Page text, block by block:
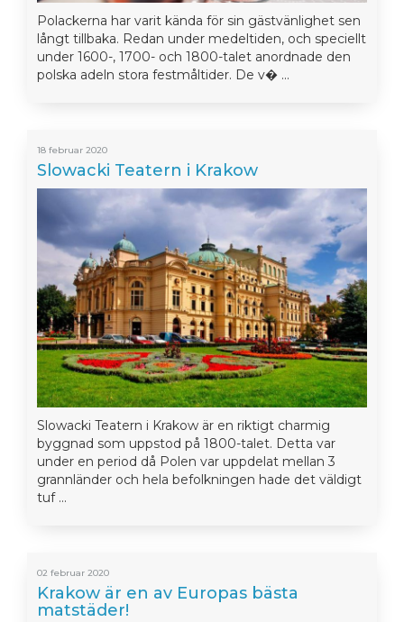
Polackerna har varit kända för sin gästvänlighet sen
långt tillbaka. Redan under medeltiden, och speciellt
under 1600-, 1700- och 1800-talet anordnade den
polska adeln stora festmåltider. De v� ...
18 februar 2020
Slowacki Teatern i Krakow
Slowacki Teatern i Krakow är en riktigt charmig
byggnad som uppstod på 1800-talet. Detta var
under en period då Polen var uppdelat mellan 3
grannländer och hela befolkningen hade det väldigt
tuf ...
02 februar 2020
Krakow är en av Europas bästa
matstäder!